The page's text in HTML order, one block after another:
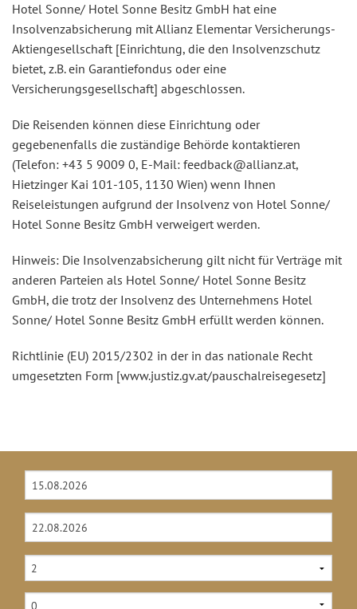
Hotel Sonne/ Hotel Sonne Besitz GmbH hat eine
Insolvenzabsicherung mit Allianz Elementar Versicherungs-
Aktiengesellschaft [Einrichtung, die den Insolvenzschutz
bietet, z.B. ein Garantiefondus oder eine
Versicherungsgesellschaft] abgeschlossen.
Die Reisenden können diese Einrichtung oder
gegebenenfalls die zuständige Behörde kontaktieren
(Telefon: +43 5 9009 0, E-Mail: feedback@allianz.at,
Hietzinger Kai 101-105, 1130 Wien) wenn Ihnen
Reiseleistungen aufgrund der Insolvenz von Hotel Sonne/
Hotel Sonne Besitz GmbH verweigert werden.
Hinweis: Die Insolvenzabsicherung gilt nicht für Verträge mit
anderen Parteien als Hotel Sonne/ Hotel Sonne Besitz
GmbH, die trotz der Insolvenz des Unternehmens Hotel
Sonne/ Hotel Sonne Besitz GmbH erfüllt werden können.
Richtlinie (EU) 2015/2302 in der in das nationale Recht
umgesetzten Form [www.justiz.gv.at/pauschalreisegesetz]